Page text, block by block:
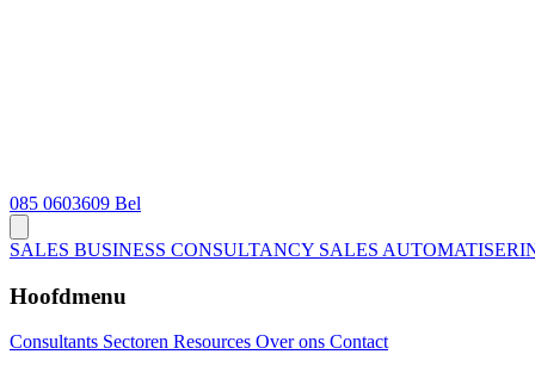
085 0603609 Bel
SALES BUSINESS CONSULTANCY SALES
Hoofdmenu
Consultants Sectoren Resources Over ons Contact